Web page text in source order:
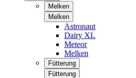
Melken
Melken
Astronaut
Dairy XL
Meteor
Melken
Fütterung
Fütterung